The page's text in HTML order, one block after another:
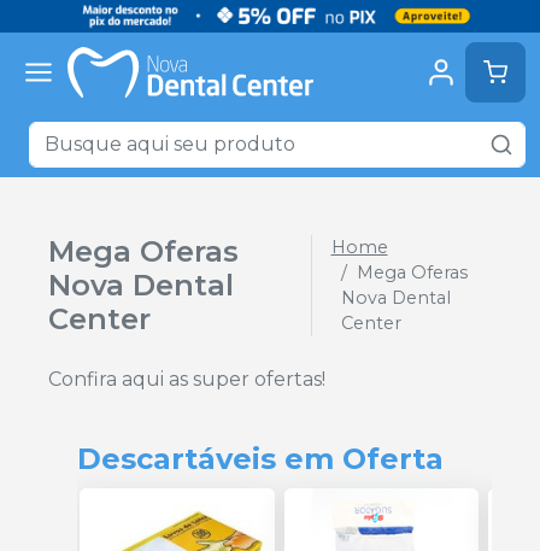
Mega Oferas
Nova Dental
Center
Home
Mega Oferas
Nova Dental
Center
Confira aqui as super ofertas!
Descartáveis em Oferta